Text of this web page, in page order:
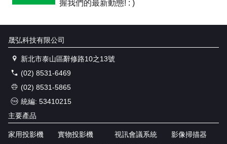
握我們的最新動態! : )
晟弘科技有限公司
新北市泰山區辭修路10之13號
(02) 8531-6469
(02) 8531-5865
統編: 53410215
主要產品
家用投影機
實物投影機
視訊會議系統
影像掃描器